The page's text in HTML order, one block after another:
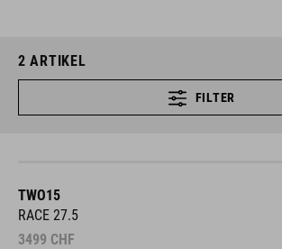
2 ARTIKEL
FILTER
TWO15
RACE 27.5
3499 CHF